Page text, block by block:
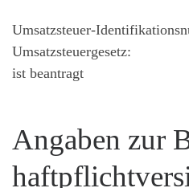
Umsatzsteuer-
Umsatzsteuergesetz:
ist beantragt
Angaben zur